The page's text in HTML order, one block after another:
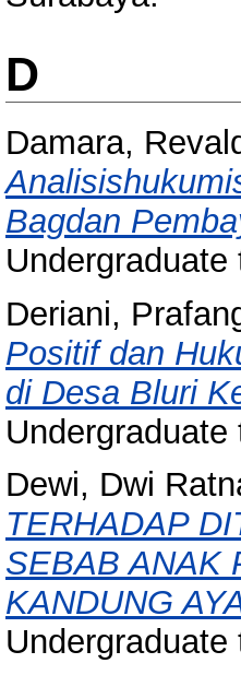
D
Damara,
Bagdan
Deriani,
Positif dan
di Desa Bluri
Dewi, Dwi
TERHADAP
SEBAB ANAK
KANDUNG